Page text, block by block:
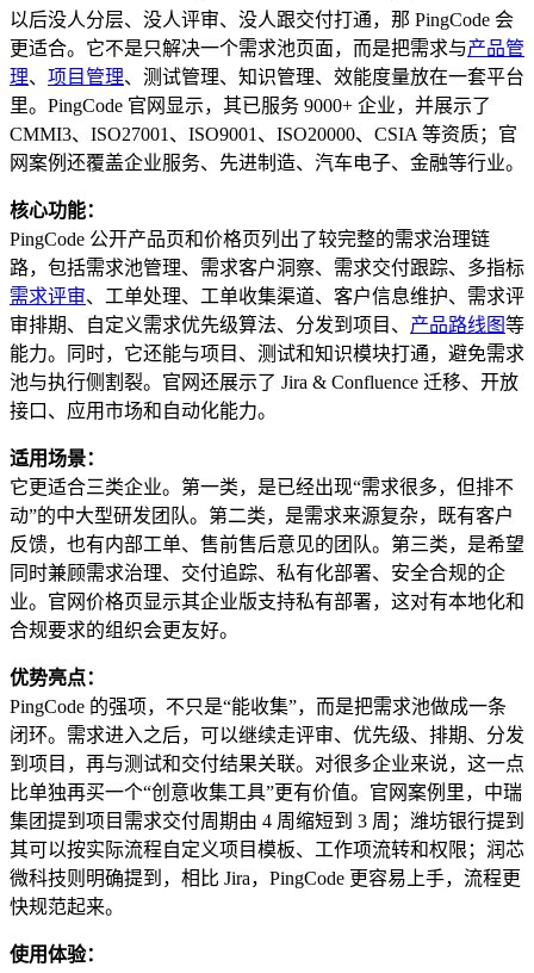
以后没人分层、没人评审、没人跟交付打通，那 PingCode 会
更适合。它不是只解决一个需求池页面，而是把需求与产品管
理、 项目管理、测试管理、知识管理、效能度量放在一套平台
里。PingCode 官网显示，其已服务 9000+ 企业，并展示了
CMMI3、ISO27001、ISO9001、ISO20000、CSIA 等资质；官
网案例还覆盖企业服务、先进制造、汽车电子、金融等行业。
核心功能：
PingCode 公开产品页和价格页列出了较完整的需求治理链
路，包括需求池管理、需求客户洞察、需求交付跟踪、多指标
需求评审、工单处理、工单收集渠道、客户信息维护、需求评
审排期、自定义需求优先级算法、分发到项目、 产品路线图等
能力。同时，它还能与项目、测试和知识模块打通，避免需求
池与执行侧割裂。官网还展示了 Jira & Confluence 迁移、开放
接口、应用市场和自动化能力。
适用场景：
它更适合三类企业。第一类，是已经出现“需求很多，但排不
动”的中大型研发团队。第二类，是需求来源复杂，既有客户
反馈，也有内部工单、售前售后意见的团队。第三类，是希望
同时兼顾需求治理、交付追踪、私有化部署、安全合规的企
业。官网价格页显示其企业版支持私有部署，这对有本地化和
合规要求的组织会更友好。
优势亮点：
PingCode 的强项，不只是“能收集”，而是把需求池做成一条
闭环。需求进入之后，可以继续走评审、优先级、排期、分发
到项目，再与测试和交付结果关联。对很多企业来说，这一点
比单独再买一个“创意收集工具”更有价值。官网案例里，中瑞
集团提到项目需求交付周期由 4 周缩短到 3 周；潍坊银行提到
其可以按实际流程自定义项目模板、工作项流转和权限；润芯
微科技则明确提到，相比 Jira，PingCode 更容易上手，流程更
快规范起来。
使用体验：